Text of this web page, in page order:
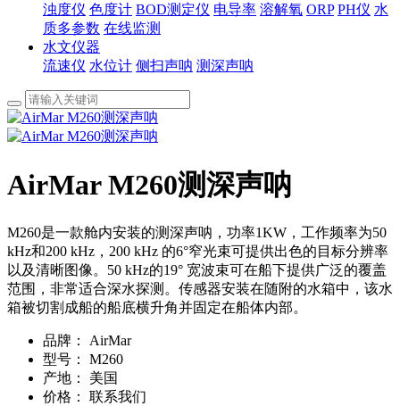
浊度仪 色度计 BOD测定仪 电导率 溶解氧 ORP PH仪 水
质多参数 在线监测
水文仪器
流速仪 水位计 侧扫声呐 测深声呐
AirMar M260测深声呐
M260是一款舱内安装的测深声呐，功率1KW，工作频率为50
kHz和200 kHz，200 kHz 的6°窄光束可提供出色的目标分辨率
以及清晰图像。50 kHz的19° 宽波束可在船下提供广泛的覆盖
范围，非常适合深水探测。传感器安装在随附的水箱中，该水
箱被切割成船的船底横升角并固定在船体内部。
品牌：
AirMar
型号：
M260
产地：
美国
价格：
联系我们